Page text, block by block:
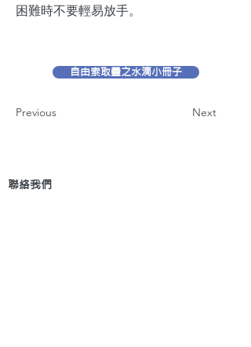
困難時不要輕易放手。
自由索取靈之水滴小冊子
Previous Next
聯絡我們